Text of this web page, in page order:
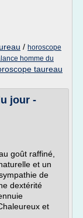
/ horoscope
homme du
taureau
jour -
goût raffiné,
et un
de
dextérité
et